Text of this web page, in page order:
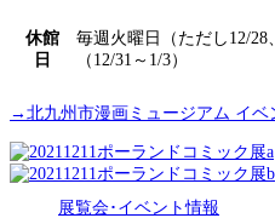
休館
日
毎週火曜日（ただし12/
（12/31～1/3）
→北九州市漫画ミュージアム イベ
展覧会･イベント情報